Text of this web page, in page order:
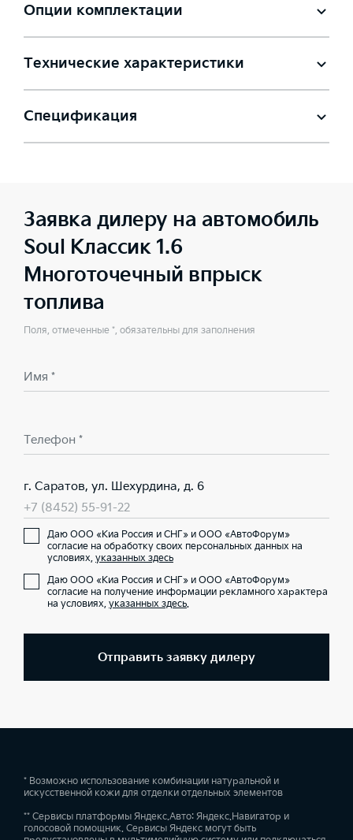
Опции комплектации
Технические характеристики
Спецификация
Заявка дилеру на автомобиль
Soul Классик 1.6
Многоточечный впрыск
топлива
Поля, отмеченные *, обязательны для заполнения
Имя *
Телефон *
г. Саратов, ул. Шехурдина, д. 6
+7 (8452) 55-91-22
Даю ООО «Киа Россия и СНГ» и ООО «АвтоФорум»
согласие на обработку своих персональных данных на
условиях, указанных здесь
Даю ООО «Киа Россия и СНГ» и ООО «АвтоФорум»
согласие на получение информации рекламного характера
на условиях, указанных здесь.
Отправить заявку дилеру
* Возможно использование комбинации натуральной и
искусственной кожи для отделки отдельных элементов
** Сервисы платформы Яндекс.Авто: Яндекс.Навигатор и
голосовой помощник. Сервисы Яндекс могут быть